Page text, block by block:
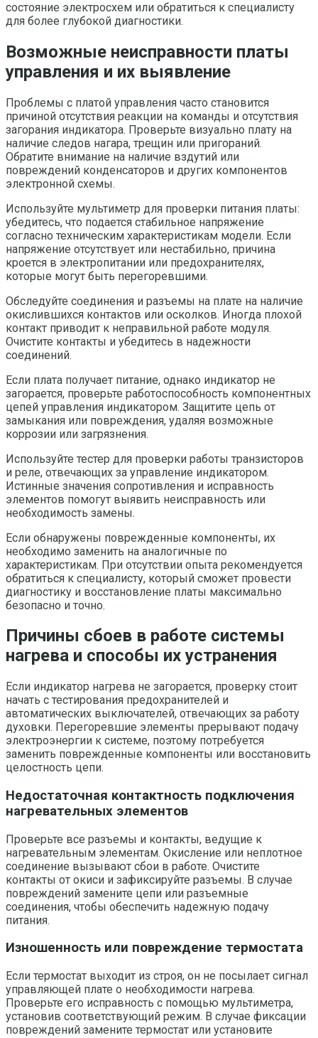
состояние электросхем или обратиться к специалисту
для более глубокой диагностики.
Возможные неисправности платы
управления и их выявление
Проблемы с платой управления часто становится
причиной отсутствия реакции на команды и отсутствия
загорания индикатора. Проверьте визуально плату на
наличие следов нагара, трещин или пригораний.
Обратите внимание на наличие вздутий или
повреждений конденсаторов и других компонентов
электронной схемы.
Используйте мультиметр для проверки питания платы:
убедитесь, что подается стабильное напряжение
согласно техническим характеристикам модели. Если
напряжение отсутствует или нестабильно, причина
кроется в электропитании или предохранителях,
которые могут быть перегоревшими.
Обследуйте соединения и разъемы на плате на наличие
окислившихся контактов или осколков. Иногда плохой
контакт приводит к неправильной работе модуля.
Очистите контакты и убедитесь в надежности
соединений.
Если плата получает питание, однако индикатор не
загорается, проверьте работоспособность компонентных
цепей управления индикатором. Защитите цепь от
замыкания или повреждения, удаляя возможные
коррозии или загрязнения.
Используйте тестер для проверки работы транзисторов
и реле, отвечающих за управление индикатором.
Истинные значения сопротивления и исправность
элементов помогут выявить неисправность или
необходимость замены.
Если обнаружены поврежденные компоненты, их
необходимо заменить на аналогичные по
характеристикам. При отсутствии опыта рекомендуется
обратиться к специалисту, который сможет провести
диагностику и восстановление платы максимально
безопасно и точно.
Причины сбоев в работе системы
нагрева и способы их устранения
Если индикатор нагрева не загорается, проверку стоит
начать с тестирования предохранителей и
автоматических выключателей, отвечающих за работу
духовки. Перегоревшие элементы прерывают подачу
электроэнергии к системе, поэтому потребуется
заменить поврежденные компоненты или восстановить
целостность цепи.
Недостаточная контактность подключения
нагревательных элементов
Проверьте все разъемы и контакты, ведущие к
нагревательным элементам. Окисление или неплотное
соединение вызывают сбои в работе. Очистите
контакты от окиси и зафиксируйте разъемы. В случае
повреждений замените цепи или разъемные
соединения, чтобы обеспечить надежную подачу
питания.
Изношенность или повреждение термостата
Если термостат выходит из строя, он не посылает сигнал
управляющей плате о необходимости нагрева.
Проверьте его исправность с помощью мультиметра,
установив соответствующий режим. В случае фиксации
повреждений замените термостат или установите